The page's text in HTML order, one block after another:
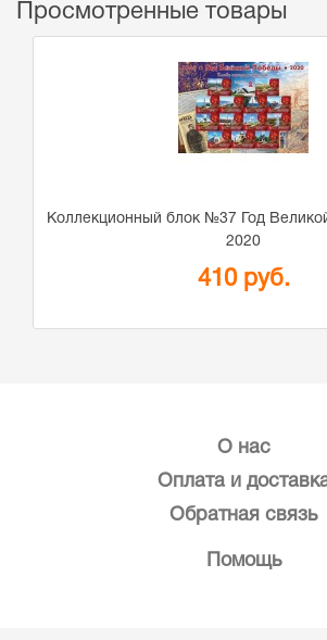
Просмотренные товары
Коллекционный блок №37 Год
2020
410 руб.
О нас
Оплата и
Обратная связь
Помощь